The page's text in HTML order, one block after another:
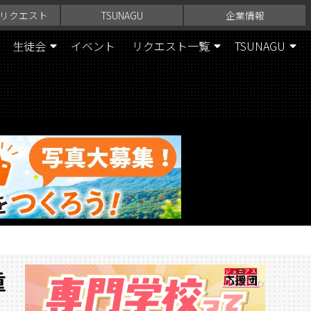
クエスト TSUNAGU 企業情報
生徒会 イベント リクエスト一覧 TSUNAGU